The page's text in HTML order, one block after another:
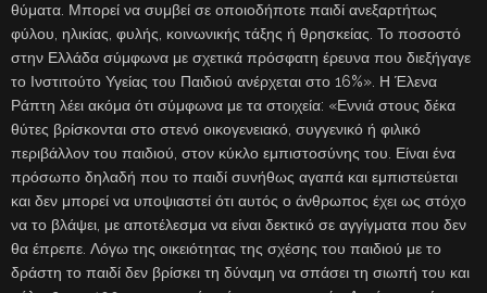
θύματα. Μπορεί να συμβεί σε οποιοδήποτε παιδί ανεξαρτήτως
φύλου, ηλικίας, φυλής, κοινωνικής τάξης ή θρησκείας. Το ποσοστό
στην Ελλάδα σύμφωνα με σχετικά πρόσφατη έρευνα που διεξήγαγε
το Ινστιτούτο Υγείας του Παιδιού ανέρχεται στο 16%». Η Έλενα
Ράπτη λέει ακόμα ότι σύμφωνα με τα στοιχεία: «Εννιά στους δέκα
θύτες βρίσκονται στο στενό οικογενειακό, συγγενικό ή φιλικό
περιβάλλον του παιδιού, στον κύκλο εμπιστοσύνης του. Είναι ένα
πρόσωπο δηλαδή που το παιδί συνήθως αγαπά και εμπιστεύεται
και δεν μπορεί να υποψιαστεί ότι αυτός ο άνθρωπος έχει ως στόχο
να το βλάψει, με αποτέλεσμα να είναι δεκτικό σε αγγίγματα που δεν
θα έπρεπε. Λόγω της οικειότητας της σχέσης του παιδιού με το
δράστη το παιδί δεν βρίσκει τη δύναμη να σπάσει τη σιωπή του και